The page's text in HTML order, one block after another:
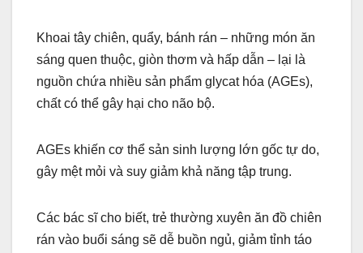
Khoai tây chiên, quẩy, bánh rán – những món ăn
sáng quen thuộc, giòn thơm và hấp dẫn – lại là
nguồn chứa nhiều sản phẩm glycat hóa (AGEs),
chất có thể gây hại cho não bộ.
AGEs khiến cơ thể sản sinh lượng lớn gốc tự do,
gây mệt mỏi và suy giảm khả năng tập trung.
Các bác sĩ cho biết, trẻ thường xuyên ăn đồ chiên
rán vào buổi sáng sẽ dễ buồn ngủ, giảm tỉnh táo